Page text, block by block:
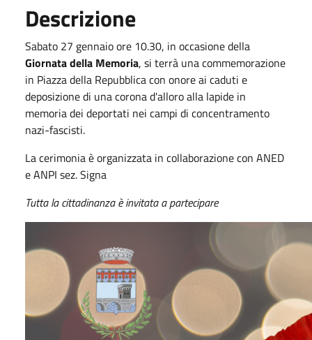
Descrizione
Sabato 27 gennaio ore 10.30, in occasione della
Giornata della Memoria, si terrà una commemorazione
in Piazza della Repubblica con onore ai caduti e
deposizione di una corona d'alloro alla lapide in
memoria dei deportati nei campi di concentramento
nazi-fascisti.
La cerimonia è organizzata in collaborazione con ANED
e ANPI sez. Signa
Tutta la cittadinanza è invitata a partecipare